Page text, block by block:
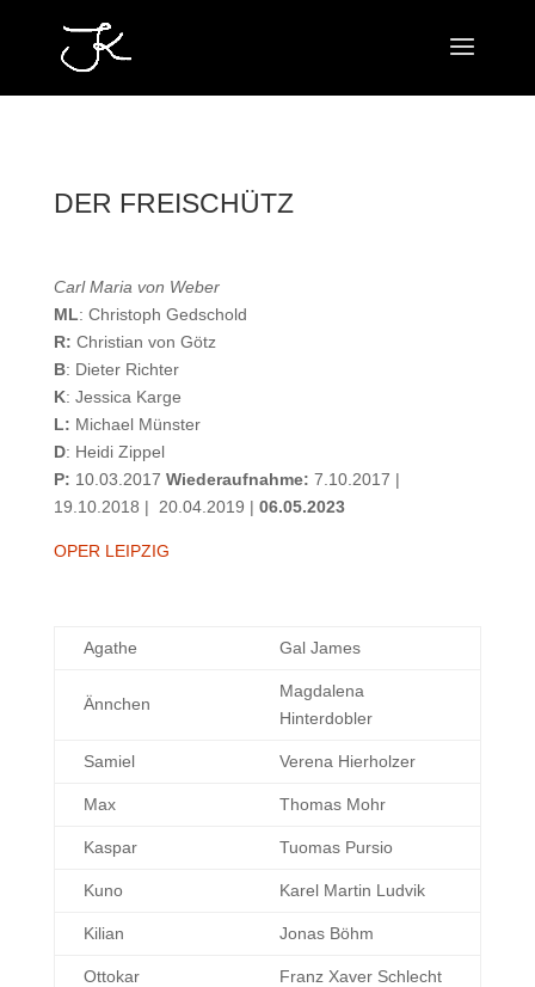
DER FREISCHÜTZ
Carl Maria von Weber
ML: Christoph Gedschold
R: Christian von Götz
B: Dieter Richter
K: Jessica Karge
L: Michael Münster
D: Heidi Zippel
P: 10.03.2017 Wiederaufnahme: 7.10.2017 |
19.10.2018 | 20.04.2019 | 06.05.2023
OPER LEIPZIG
Agathe Gal James
Ännchen
Magdalena
Hinterdobler
Samiel Verena Hierholzer
Max Thomas Mohr
Kaspar Tuomas Pursio
Kuno Karel Martin Ludvik
Kilian Jonas Böhm
Ottokar Franz Xaver Schlecht